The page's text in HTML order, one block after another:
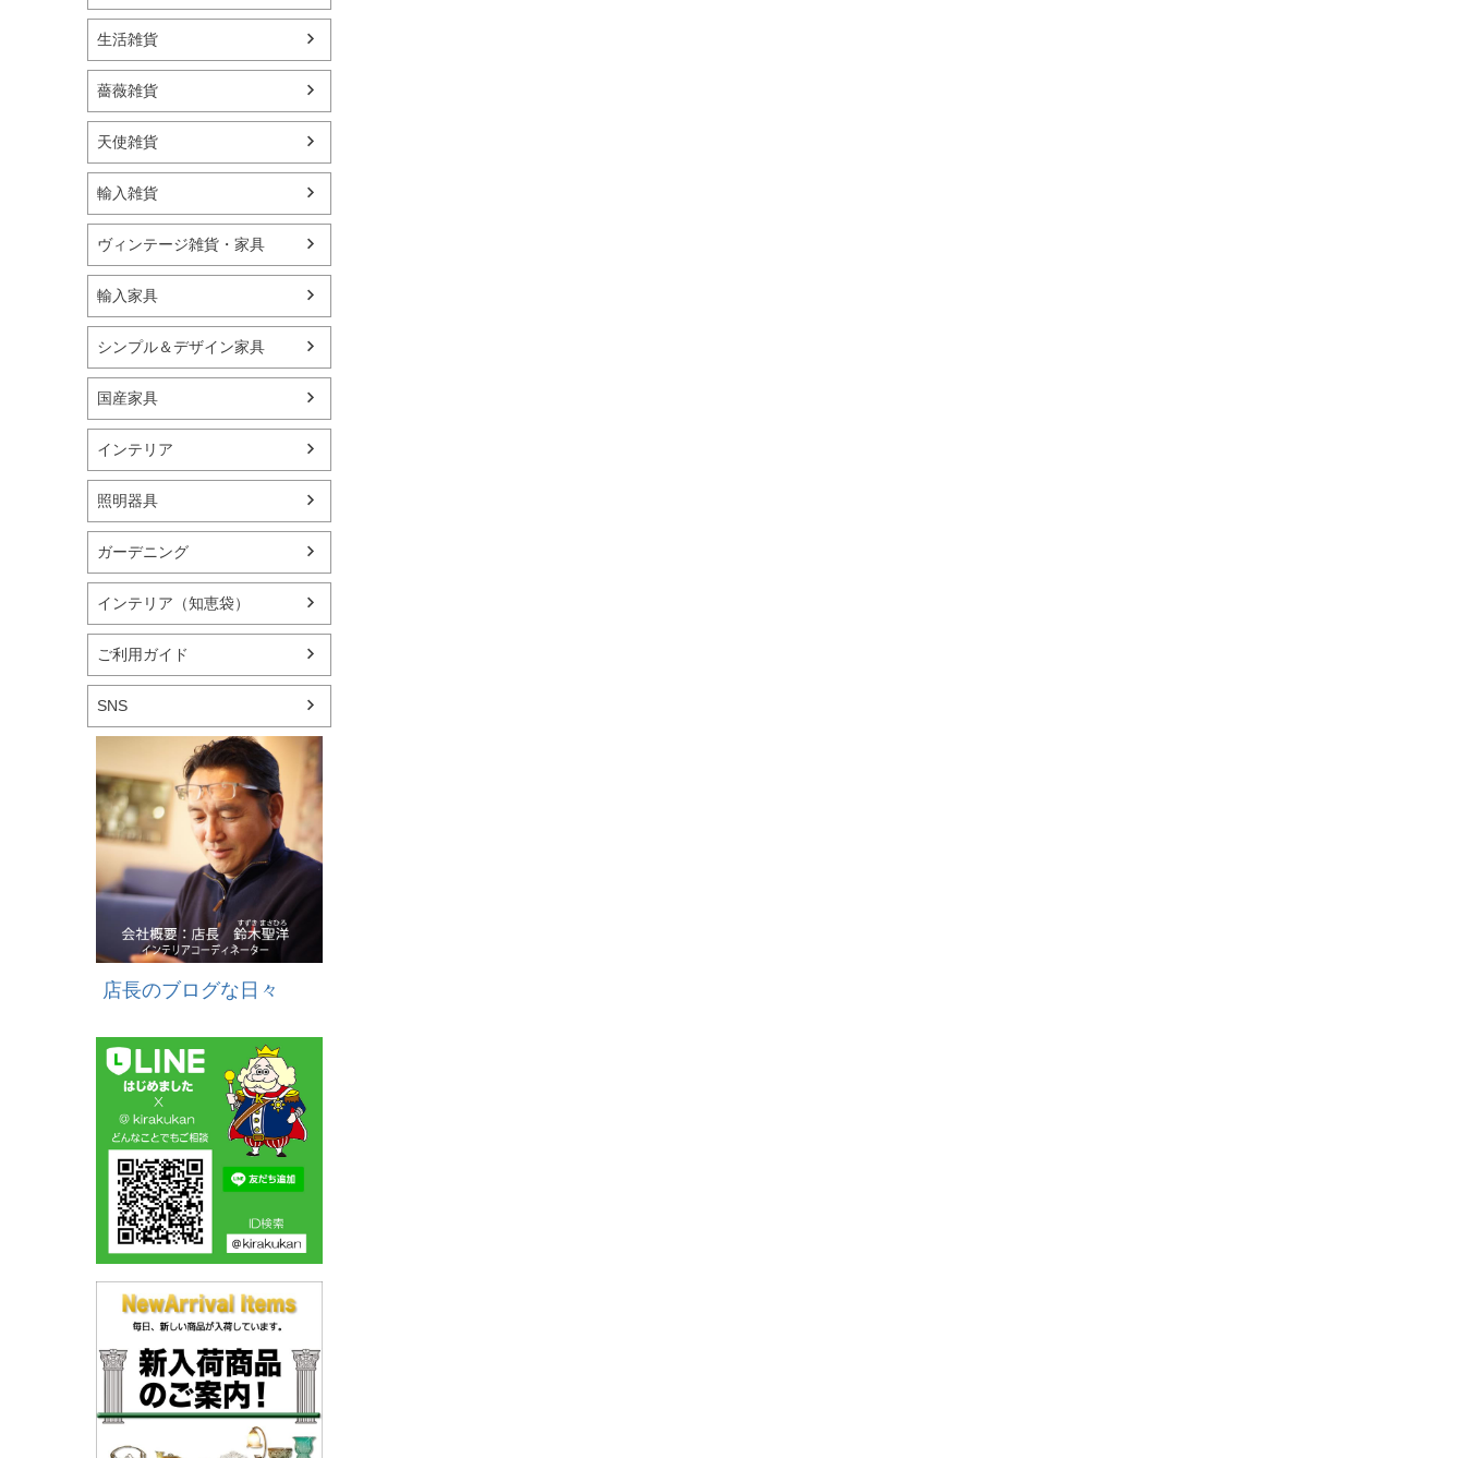
生活雑貨
薔薇雑貨
天使雑貨
輸入雑貨
ヴィンテージ雑貨・家具
輸入家具
シンプル＆デザイン家具
国産家具
インテリア
照明器具
ガーデニング
インテリア（知恵袋）
ご利用ガイド
SNS
店長のブログな日々